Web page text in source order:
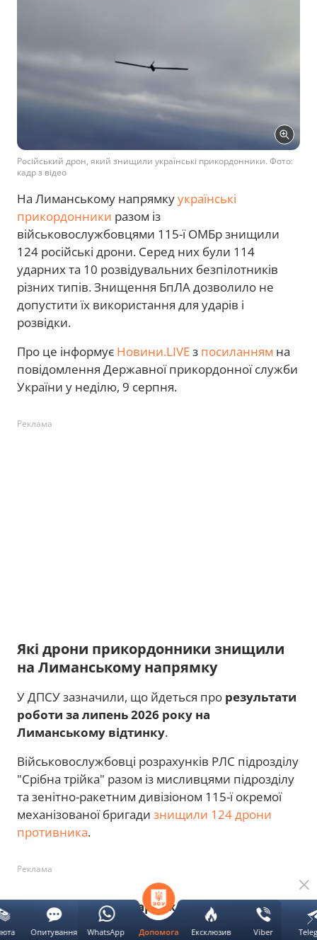
Російський дрон, який знищили українські прикордонники. Фото:
кадр з відео
На Лиманському напрямкуукраїнські
прикордонники разом із
військовослужбовцями 115-ї ОМБр знищили
124 російські дрони. Серед них були 114
ударних та 10 розвідувальних безпілотників
різних типів. Знищення БпЛА дозволило не
допустити їх використання для ударів і
розвідки.
Про це інформує Новини.LIVEз посиланням на
повідомлення Державної прикордонної служби
України у неділю, 9 серпня.
Реклама
Які дрони прикордонники знищили
на Лиманському напрямку
У ДПСУ зазначили, що йдеться про результати
роботи за липень 2026 року на
Лиманському відтинку.
Військовослужбовці розрахунків РЛС підрозділу
"Срібна трійка" разом із мисливцями підрозділу
та зенітно-ракетним дивізіоном 115-ї окремої
механізованої бригади знищили 124 дрони
противника.
Реклама
Серед них — 114 ударних безпілотників:
Допомога Ексклюзив Viber
Опитування WhatsApp